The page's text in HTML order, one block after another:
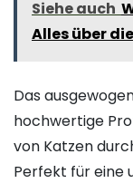
Siehe auch
Alles über
Das
hochwertige
von Katzen
Perfekt für eine